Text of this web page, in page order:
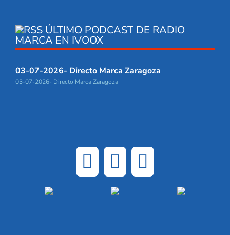
ÚLTIMO PODCAST DE RADIO
MARCA EN IVOOX
03-07-2026- Directo Marca Zaragoza
03-07-2026- Directo Marca Zaragoza